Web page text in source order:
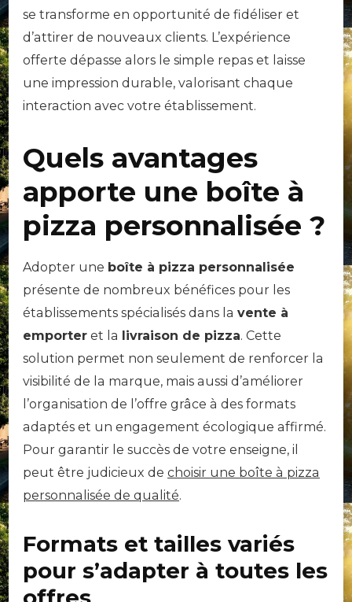
se transforme en opportunité de fidéliser et
d’attirer de nouveaux clients. L’expérience
offerte dépasse alors le simple repas et laisse
une impression durable, valorisant chaque
interaction avec votre établissement.
Quels avantages
apporte une boîte à
pizza personnalisée ?
Adopter une boîte à pizza personnalisée
présente de nombreux bénéfices pour les
établissements spécialisés dans la vente à
emporter et la livraison de pizza. Cette
solution permet non seulement de renforcer la
visibilité de la marque, mais aussi d’améliorer
l’organisation de l’offre grâce à des formats
adaptés et un engagement écologique affirmé.
Pour garantir le succès de votre enseigne, il
peut être judicieux de choisir une boîte à pizza
personnalisée de qualité.
Formats et tailles variés
pour s’adapter à toutes les